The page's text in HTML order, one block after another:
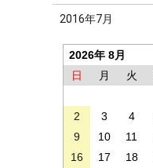
2016年7月
2026年 8月
日
月 火
2
3 4
9
10 11
16
17 18